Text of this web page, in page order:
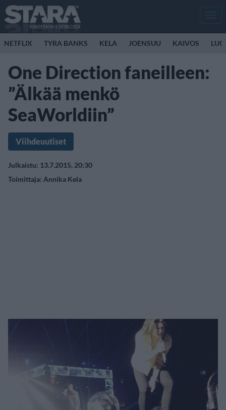
NETFLIX TYRA BANKS KELA JOENSUU KAIVOS
One Direction faneilleen:
”Älkää menkö
SeaWorldiin”
Viihdeuutiset
Julkaistu: 13.7.2015, 20:30
Toimittaja: Annika Kela